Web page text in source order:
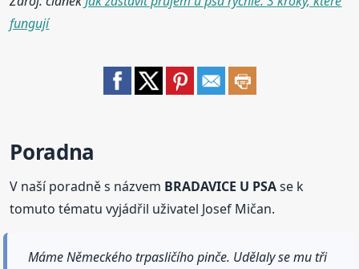
fungují
Poradna
V naší poradně s názvem BRADAVICE U PSAse k
tomuto tématu vyjádřil uživatel Josef Mičan.
Máme Německého trpasličího pinče. Udělaly se mu tři